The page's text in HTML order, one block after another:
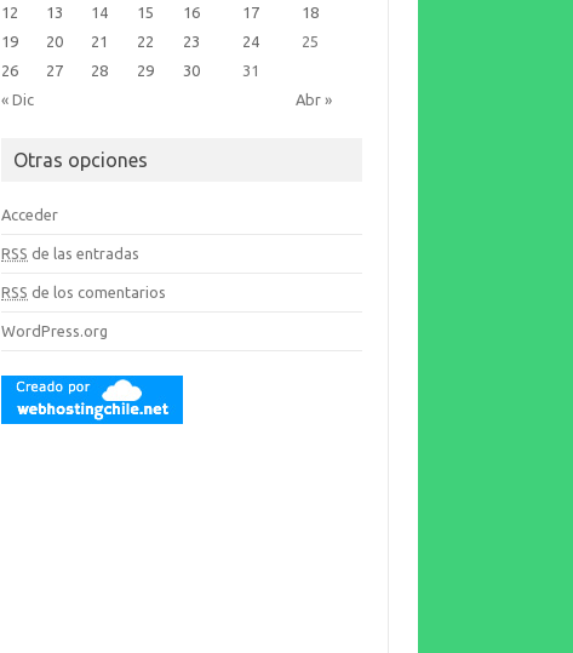
« Dic Abr »
12
13 14 15 16 17
18
19
20 21 22 23 24
25
26
27 28 29 30 31
Otras opciones
Acceder
RSS de las entradas
RSS de los comentarios
WordPress.org